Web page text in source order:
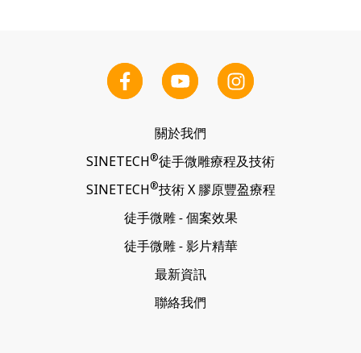
關於我們
SINETECH®徒手微雕療程及技術
SINETECH®技術 X 膠原豐盈療程
徒手微雕-個案效果
徒手微雕-影片精華
最新資訊
聯絡我們